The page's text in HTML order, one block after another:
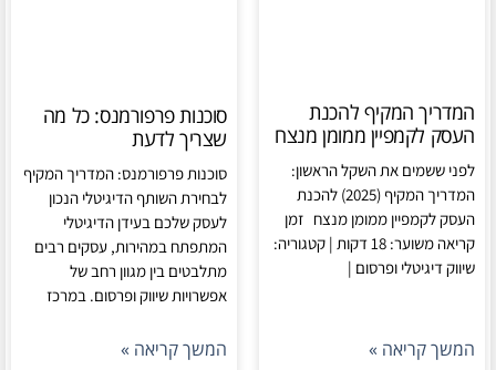
המדריך המקיף להכנת
העסק לקמפיין ממומן מנצח
לפני ששמים את השקל הראשון:
המדריך המקיף (2025) להכנת
העסק לקמפיין ממומן מנצח זמן
קריאה משוער: 18 דקות | קטגוריה:
שיווק דיגיטלי ופרסום |
המשך קריאה »
סוכנות פרפורמנס: כל מה
שצריך לדעת
סוכנות פרפורמנס: המדריך המקיף
לבחירת השותף הדיגיטלי הנכון
לעסק שלכם בעידן הדיגיטלי
המתפתח במהירות, עסקים רבים
מתלבטים בין מגוון רחב של
אפשרויות שיווק ופרסום. במרכז
המשך קריאה »